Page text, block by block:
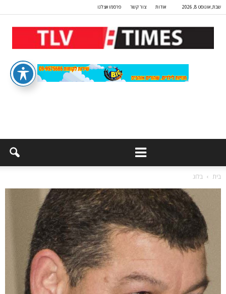
שבת, אוגוסט 8, 2026 אודות צור קשר פרסמו אצלנו
בית בלוג